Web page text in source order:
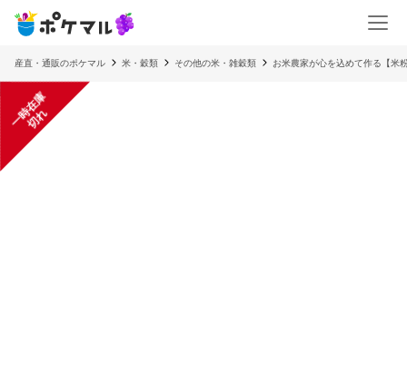
産直・通販のポケマル 米・穀類 その他の米・雑穀類 お米農家が心を込めて作る【米
一
時
在
庫
切
れ